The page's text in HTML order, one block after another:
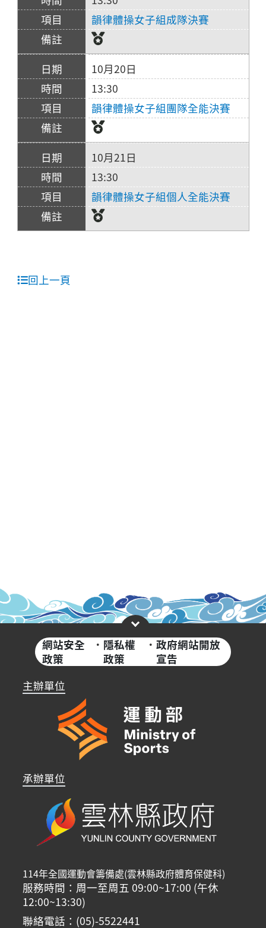
韻律體操女子組成隊決賽
10月20日
13:30
韻律體操女子組團隊全能決賽
10月21日
13:30
韻律體操女子組個人全能決賽
回上一頁
網站安全
政策
· 隱私權
政策
·政府網站開放
宣告
主辦單位
承辦單位
114年全國運動會籌備處(雲林縣政府體育保健科)
服務時間：周一至周五 09:00~17:00 (午休
12:00~13:30)
聯絡電話：(05)-5522441